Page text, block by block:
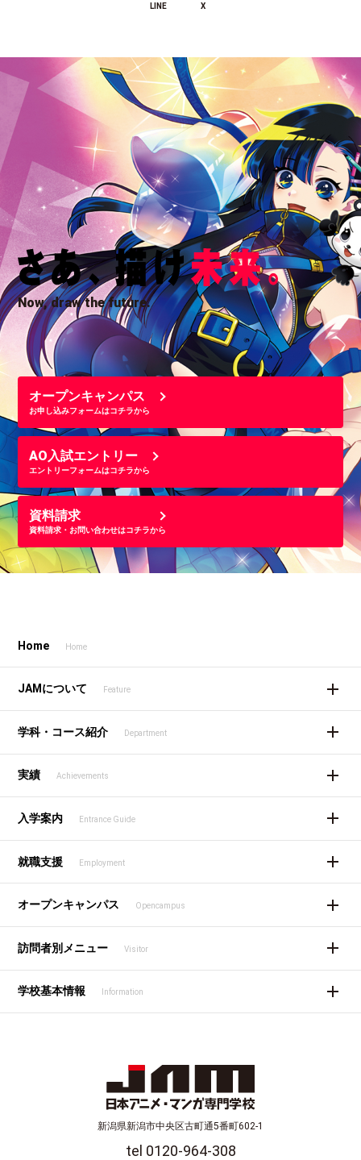
LINE X
Now, draw the future.
オープンキャンパス
お申し込みフォームはコチラから
AO入試エントリー
エントリーフォームはコチラから
資料請求
資料請求・お問い合わせはコチラから
Home Home
JAMについて Feature
学科・コース紹介 Department
実績 Achievements
入学案内 Entrance Guide
就職支援 Employment
オープンキャンパス Opencampus
訪問者別メニュー Visitor
学校基本情報 Information
新潟県新潟市中央区古町通5番町602-1
tel 0120-964-308